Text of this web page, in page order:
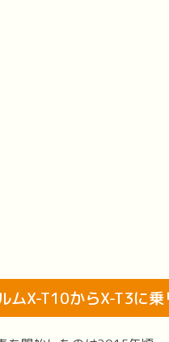
ムX-T10からX-T3に乗